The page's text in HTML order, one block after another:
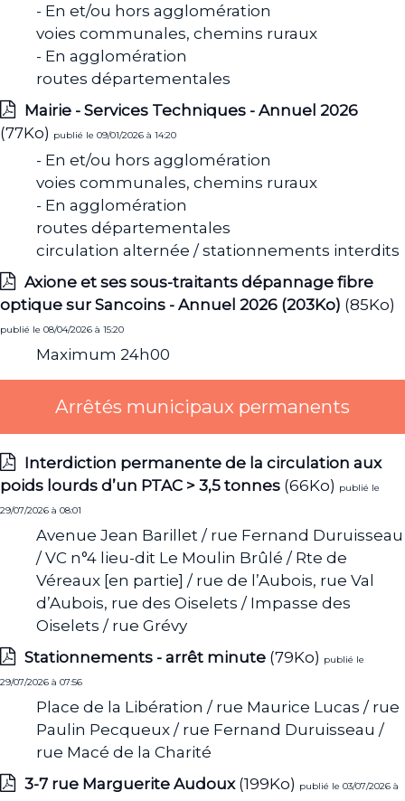
- En et/ou hors agglomération
voies communales, chemins ruraux
- En agglomération
routes départementales
Mairie - Services Techniques - Annuel 2026
(77Ko) publié le 09/01/2026 à 14:20
- En et/ou hors agglomération
voies communales, chemins ruraux
- En agglomération
routes départementales
circulation alternée / stationnements interdits
Axione et ses sous-traitants dépannage fibre
optique sur Sancoins - Annuel 2026 (203Ko) (85Ko)
publié le 08/04/2026 à 15:20
Maximum 24h00
Arrêtés municipaux permanents
Interdiction permanente de la circulation aux
poids lourds d’un PTAC > 3,5 tonnes (66Ko) publié le
29/07/2026 à 08:01
Avenue Jean Barillet / rue Fernand Duruisseau
/ VC n°4 lieu-dit Le Moulin Brûlé / Rte de
Véreaux [en partie] / rue de l’Aubois, rue Val
d’Aubois, rue des Oiselets / Impasse des
Oiselets / rue Grévy
Stationnements - arrêt minute (79Ko) publié le
29/07/2026 à 07:56
Place de la Libération / rue Maurice Lucas / rue
Paulin Pecqueux / rue Fernand Duruisseau /
rue Macé de la Charité
3-7 rue Marguerite Audoux(199Ko) publié le 03/07/2026 à